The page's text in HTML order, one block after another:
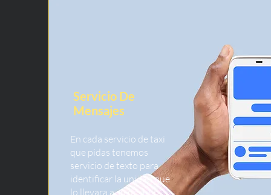
Servicio De
Mensajes
En cada servicio de taxi
que pidas tenemos
servicio de texto para
identificar la unidad que
lo llevara a su destino